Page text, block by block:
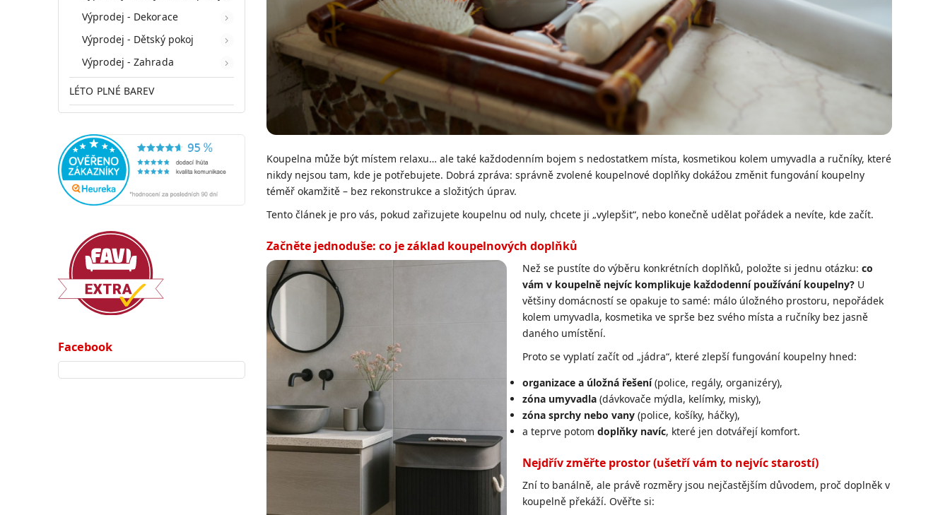
Výprodej - Dekorace
Výprodej - Dětský pokoj
Výprodej - Zahrada
LÉTO PLNÉ BAREV
Facebook
Koupelna může být místem relaxu… ale také každodenním bojem s nedostatkem místa, kosmetikou kolem umyvadla a ručníky, které
nikdy nejsou tam, kde je potřebujete. Dobrá zpráva: správně zvolené koupelnové doplňky dokážou změnit fungování koupelny
téměř okamžitě – bez rekonstrukce a složitých úprav.
Tento článek je pro vás, pokud zařizujete koupelnu od nuly, chcete ji „vylepšit“, nebo konečně udělat pořádek a nevíte, kde začít.
Začněte jednoduše: co je základ koupelnových doplňků
Než se pustíte do výběru konkrétních doplňků, položte si jednu otázku: co
vám v koupelně nejvíc komplikuje každodenní používání koupelny? U
většiny domácností se opakuje to samé: málo úložného prostoru, nepořádek
kolem umyvadla, kosmetika ve sprše bez svého místa a ručníky bez jasně
daného umístění.
Proto se vyplatí začít od „jádra“, které zlepší fungování koupelny hned:
organizace a úložná řešení(police, regály, organizéry),
zóna umyvadla (dávkovače mýdla, kelímky, misky),
zóna sprchy nebo vany (police, košíky, háčky),
a teprve potom doplňky navíc, které jen dotvářejí komfort.
Nejdřív změřte prostor (ušetří vám to nejvíc starostí)
Zní to banálně, ale právě rozměry jsou nejčastějším důvodem, proč doplněk v
koupelně překáží. Ověřte si: